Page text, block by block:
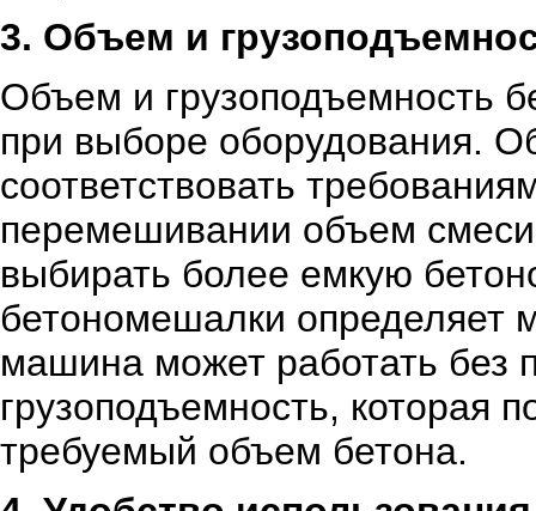
3. Объем и
Объем и грузоподъемность
при выборе оборудования.
соответствовать
перемешивании объем смеси
выбирать более емкую
бетономешалки определяет
машина может работать без
грузоподъемность, которая
требуемый объем бетона.